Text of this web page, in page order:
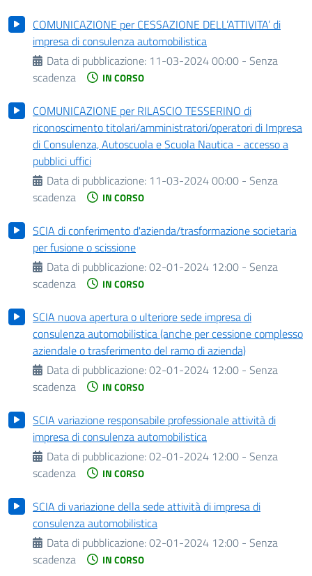
COMUNICAZIONE per CESSAZIONE DELL’ATTIVITA’ di
impresa di consulenza automobilistica
Data di pubblicazione: 11-03-2024 00:00 - Senza
scadenza
IN CORSO
COMUNICAZIONE per RILASCIO TESSERINO di
riconoscimento titolari/amministratori/operatori di Impresa
di Consulenza, Autoscuola e Scuola Nautica - accesso a
pubblici uffici
Data di pubblicazione: 11-03-2024 00:00 - Senza
scadenza
IN CORSO
SCIA di conferimento d'azienda/trasformazione societaria
per fusione o scissione
Data di pubblicazione:02-01-2024 12:00 - Senza
scadenza
IN CORSO
SCIA nuova apertura o ulteriore sede impresa di
consulenza automobilistica (anche per cessione complesso
aziendale o trasferimento del ramo di azienda)
Data di pubblicazione:02-01-2024 12:00 - Senza
scadenza
IN CORSO
SCIA variazione responsabile professionale attività di
impresa di consulenza automobilistica
Data di pubblicazione:02-01-2024 12:00 - Senza
scadenza
IN CORSO
SCIA di variazione della sede attività di impresa di
consulenza automobilistica
Data di pubblicazione:02-01-2024 12:00 - Senza
scadenza
IN CORSO